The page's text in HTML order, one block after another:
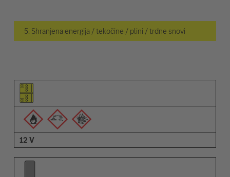
5. Shranjena energija / tekočine / plini / trdne snovi
Piktogram elementa
Piktogrami opozoril
Opis
12 V